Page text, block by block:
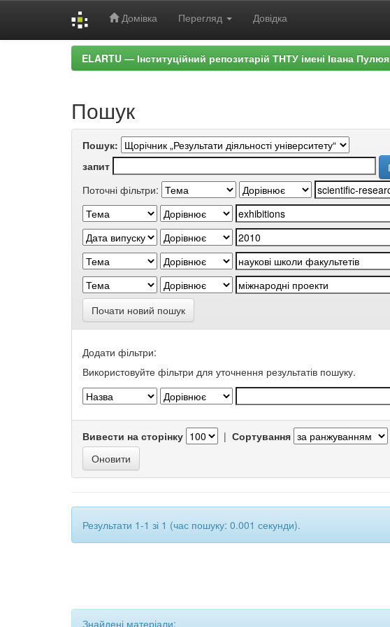
Домівка Перегляд Довідка
ELARTU — Інституційний репозитарій ТНТУ імені Івана Пулюя
Пошук
Пошук:
запит
Поточні фільтри:
Почати новий пошук
Додати фільтри:
Використовуйте фільтри для уточнення результатів пошуку.
Вивести на сторінку | Сортування
Результати 1-1 зі 1 (час пошуку: 0.001 секунди).
Знайдені матеріали: